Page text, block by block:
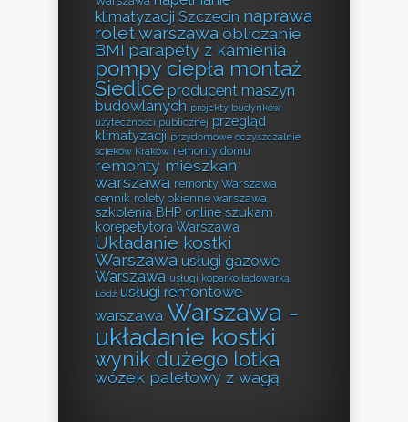
klimatyzacji Szczecin naprawa
rolet warszawa obliczanie
BMI parapety z kamienia
pompy ciepła montaż
Siedlce producent maszyn
budowlanych projekty budynków
użyteczności publicznej przegląd
klimatyzacji przydomowe oczyszczalnie
ścieków Kraków remonty domu
remonty mieszkań
warszawa remonty Warszawa
cennik rolety okienne warszawa
szkolenia BHP online szukam
korepetytora Warszawa
Układanie kostki
Warszawa usługi gazowe
Warszawa usługi koparko ładowarką
Łódź usługi remontowe
warszawa Warszawa -
układanie kostki
wynik dużego lotka
wózek paletowy z wagą